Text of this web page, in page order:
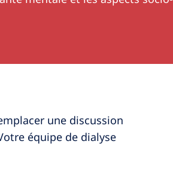
une discussion
équipe de dialyse